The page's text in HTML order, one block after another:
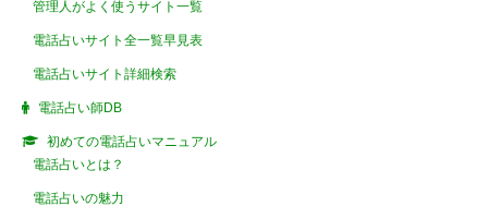
管理人がよく使うサイト一覧
電話占いサイト全一覧早見表
電話占いサイト詳細検索
電話占い師DB
初めての電話占いマニュアル
電話占いとは？
電話占いの魅力